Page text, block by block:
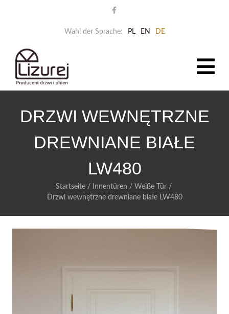
Wahl der Sprache: PL EN DE
DRZWI WEWNĘTRZNE
DREWNIANE BIAŁE
LW480
Startseite/ Innentüren / Weiße Tür/
Drzwi wewnętrzne drewniane białe LW480